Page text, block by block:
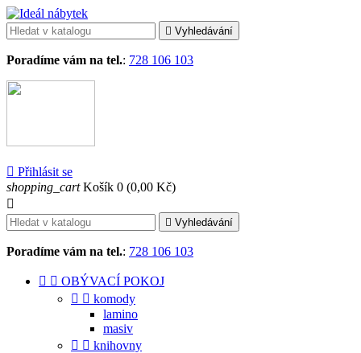
 Vyhledávání
Poradíme vám na tel.: 728 106 103
 Přihlásit se
shopping_cart Košík 0 (0,00 Kč)

 Vyhledávání
Poradíme vám na tel.: 728 106 103
  OBÝVACÍ POKOJ
  komody
lamino
masiv
  knihovny